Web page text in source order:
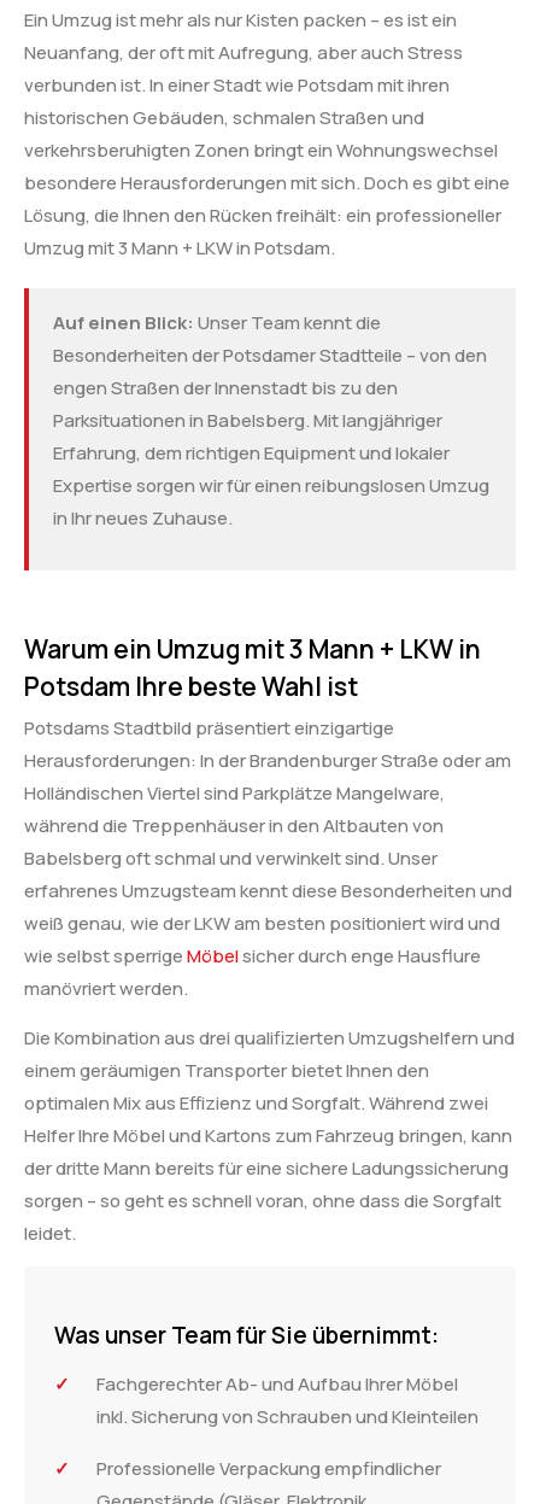
Ein Umzug ist mehr als nur Kisten packen – es ist ein
Neuanfang, der oft mit Aufregung, aber auch Stress
verbunden ist. In einer Stadt wie Potsdam mit ihren
historischen Gebäuden, schmalen Straßen und
verkehrsberuhigten Zonen bringt ein Wohnungswechsel
besondere Herausforderungen mit sich. Doch es gibt eine
Lösung, die Ihnen den Rücken freihält: ein professioneller
Umzug mit 3 Mann + LKW in Potsdam.
Auf einen Blick: Unser Team kennt die
Besonderheiten der Potsdamer Stadtteile – von den
engen Straßen der Innenstadt bis zu den
Parksituationen in Babelsberg. Mit langjähriger
Erfahrung, dem richtigen Equipment und lokaler
Expertise sorgen wir für einen reibungslosen Umzug
in Ihr neues Zuhause.
Warum ein Umzug mit 3 Mann + LKW in
Potsdam Ihre beste Wahl ist
Potsdams Stadtbild präsentiert einzigartige
Herausforderungen: In der Brandenburger Straße oder am
Holländischen Viertel sind Parkplätze Mangelware,
während die Treppenhäuser in den Altbauten von
Babelsberg oft schmal und verwinkelt sind. Unser
erfahrenes Umzugsteam kennt diese Besonderheiten und
weiß genau, wie der LKW am besten positioniert wird und
wie selbst sperrigeMöbelsicher durch enge Hausflure
manövriert werden.
Die Kombination aus drei qualifizierten Umzugshelfern und
einem geräumigen Transporter bietet Ihnen den
optimalen Mix aus Effizienz und Sorgfalt. Während zwei
Helfer Ihre Möbel und Kartons zum Fahrzeug bringen, kann
der dritte Mann bereits für eine sichere Ladungssicherung
sorgen – so geht es schnell voran, ohne dass die Sorgfalt
leidet.
Was unser Team für Sie übernimmt:
Fachgerechter Ab- und Aufbau Ihrer Möbel
inkl. Sicherung von Schrauben und Kleinteilen
Professionelle Verpackung empfindlicher